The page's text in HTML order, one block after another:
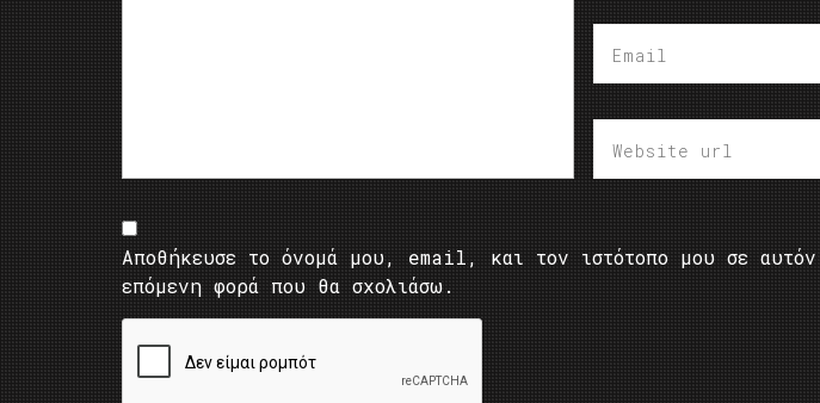
Αποθήκευσε το όνομά μου, email, και τον ιστότοπο μου σε
επόμενη φορά που θα σχολιάσω.